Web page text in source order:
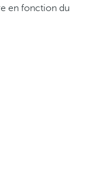
en fonction du